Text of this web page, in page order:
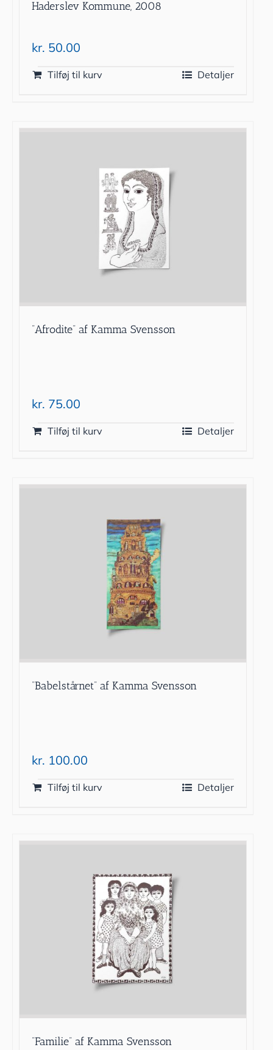
Haderslev Kommune, 2008
kr. 50.00
Tilføj til kurv Detaljer
”Afrodite” af Kamma Svensson
kr. 75.00
Tilføj til kurv Detaljer
”Babelstårnet” af Kamma Svensson
kr. 100.00
Tilføj til kurv Detaljer
”Familie” af Kamma Svensson